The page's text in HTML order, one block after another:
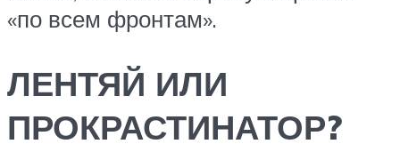
«по всем фронтам».
ЛЕНТЯЙ ИЛИ
ПРОКРАСТИНАТОР?